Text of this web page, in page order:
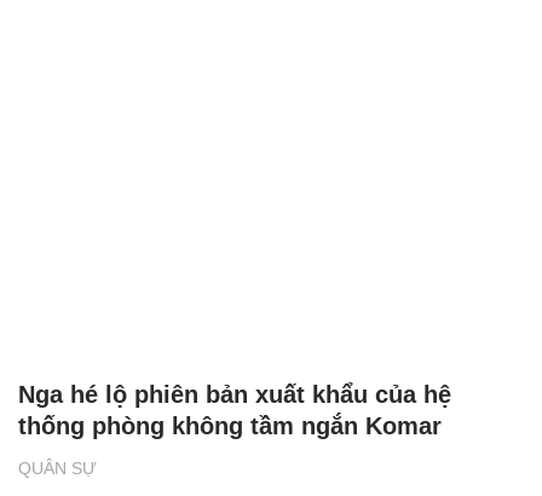
QUÂN SỰ
Nga hé lộ phiên bản xuất khẩu của hệ
thống phòng không tầm ngắn Komar